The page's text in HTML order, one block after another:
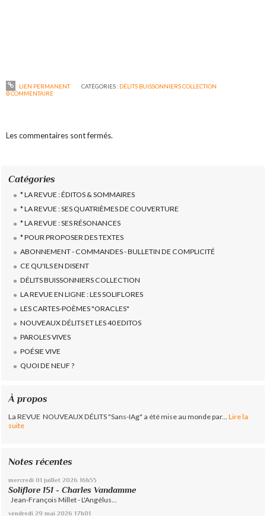
LIEN PERMANENT CATÉGORIES : DÉLITS BUISSONNIERS COLLECTION
0COMMENTAIRE
Les commentaires sont fermés.
Catégories
* LA REVUE : ÉDITOS & SOMMAIRES
* LA REVUE : SES QUATRIÈMES DE COUVERTURE
* LA REVUE : SES RÉSONANCES
* POUR PROPOSER DES TEXTES
ABONNEMENT - COMMANDES - BULLETIN DE COMPLICITÉ
CE QU'ILS EN DISENT
DÉLITS BUISSONNIERS COLLECTION
LA REVUE EN LIGNE : LES SOLIFLORES
LES CARTES-POÈMES "ORACLES"
NOUVEAUX DÉLITS ET LES 40 EDITOS
PAROLES VIVES
POÉSIE VIVE
QUOI DE NEUF ?
À propos
La REVUE NOUVEAUX DÉLITS "Sans-IAg" a été mise au monde par...
Lire la
suite
Notes récentes
mercredi 01 juillet 2026 16h55
Soliflore 151 - Charles Vandamme
Jean-François Millet - L'Angélus...
vendredi 29 mai 2026 17h01